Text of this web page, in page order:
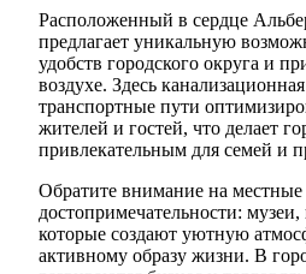
Расположенный в сердце
предлагает уникальную
удобств городского округа и
воздухе. Здесь
транспортные пути
жителей и гостей, что делает
привлекательным для семей и
Обратите внимание на местные
достопримечательности:
которые создают уютную
активному образу жизни. В